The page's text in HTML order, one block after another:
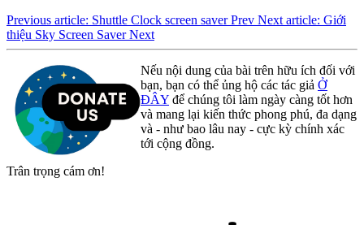
Previous article: Shuttle Clock screen saverPrev Next article: Giới
thiệu Sky Screen SaverNext
Nếu nội dung của bài trên hữu ích đối với
bạn, bạn có thể ủng hộ các tác giả Ở
ĐÂY để chúng tôi làm ngày càng tốt hơn
và mang lại kiến thức phong phú, đa dạng
và - như bao lâu nay - cực kỳ chính xác
tới cộng đồng.
Trân trọng cám ơn!